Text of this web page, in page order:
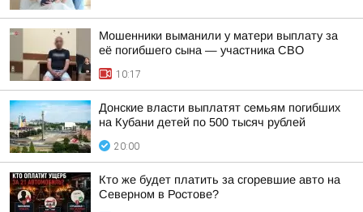
Мошенники выманили у матери выплату за
её погибшего сына — участника СВО
10:17
Донские власти выплатят семьям погибших
на Кубани детей по 500 тысяч рублей
20:00
Кто же будет платить за сгоревшие авто на
Северном в Ростове?